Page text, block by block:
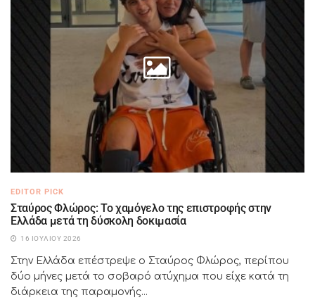
EDITOR PICK
Σταύρος Φλώρος: Το χαμόγελο της επιστροφής στην
Ελλάδα μετά τη δύσκολη δοκιμασία
16 ΙΟΥΛΊΟΥ 2026
Στην Ελλάδα επέστρεψε ο Σταύρος Φλώρος, περίπου
δύο μήνες μετά το σοβαρό ατύχημα που είχε κατά τη
διάρκεια της παραμονής...